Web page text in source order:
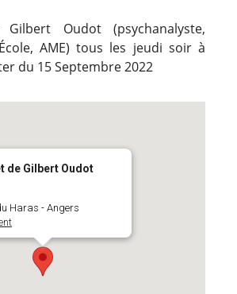
Oudot (psychanalyste,
AME) tous les jeudi soir à
du 15 Septembre 2022
de Gilbert Oudot
Haras - Angers